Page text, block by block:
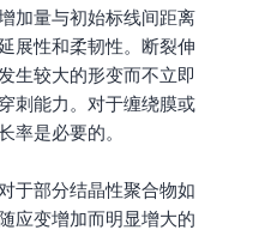
加量与初始标线间距离
展性和柔韧性。断裂伸
生较大的形变而不立即
刺能力。对于缠绕膜或
率是必要的。
于部分结晶性聚合物如
应变增加而明显增大的